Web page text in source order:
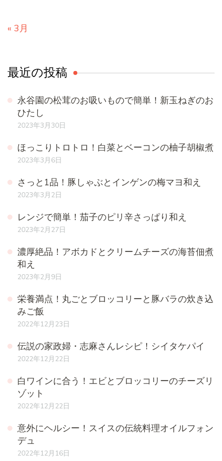
« 3月
最近の投稿
永谷園の松茸のお吸いもので簡単！新玉ねぎのお
ひたし
2023年3月30日
ほっこりトロトロ！白菜とベーコンの柚子胡椒煮
2023年3月6日
さっと1品！豚しゃぶとインゲンの梅マヨ和え
2023年3月2日
レンジで簡単！茄子のピリ辛さっぱり和え
2023年2月27日
濃厚絶品！アボカドとクリームチーズの海苔佃煮
和え
2023年2月9日
栄養満点！丸ごとブロッコリーと豚バラの炊き込
みご飯
2022年12月23日
伝説の家政婦・志麻さんレシピ！シイタケパイ
2022年12月22日
白ワインに合う！エビとブロッコリーのチーズリ
ゾット
2022年12月22日
意外にヘルシー！スイスの伝統料理オイルフォン
デュ
2022年12月16日